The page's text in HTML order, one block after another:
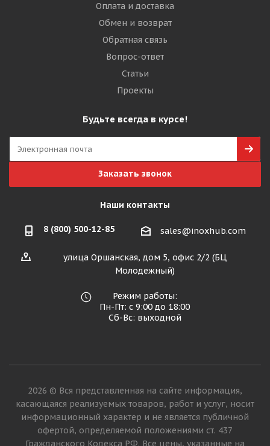
Оплата и доставка
Обмен и возврат
Обратная связь
Вопрос-ответ
Статьи
Проекты
Будьте всегда в курсе!
Заказать звонок
Наши контакты
8 (800) 500-12-85 sales@inoxhub.com
улица Оршанская, дом 5, офис 2/2 (БЦ
Молодежный)
Режим работы:
Пн-Пт: с 9:00 до 18:00
Сб-Вс: выходной
2026 © Вся представленная на сайте информация,
касающаяся реализуемых товаров, работ и услуг, носит
информационный характер и не является публичной
офертой, определяемой положениями ст. 437
Гражданского Кодекса РФ. Все цены, указанные на